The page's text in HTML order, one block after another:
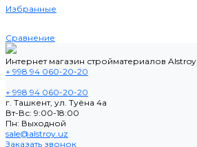
Избранные
Сравнение
Интернет магазин стройматериалов Alstroy
+ 998 94 060-20-20
+ 998 94 060-20-20
г. Ташкент, ул. Туёна 4а
Вт-Вс: 9:00-18:00
Пн: Выходной
sale@alstroy.uz
Заказать звонок